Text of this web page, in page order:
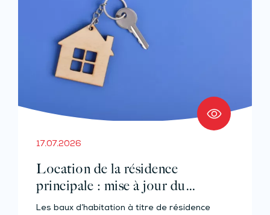
17.07.2026
Location de la résidence
principale : mise à jour du
contrat-type
Les baux d’habitation à titre de résidence